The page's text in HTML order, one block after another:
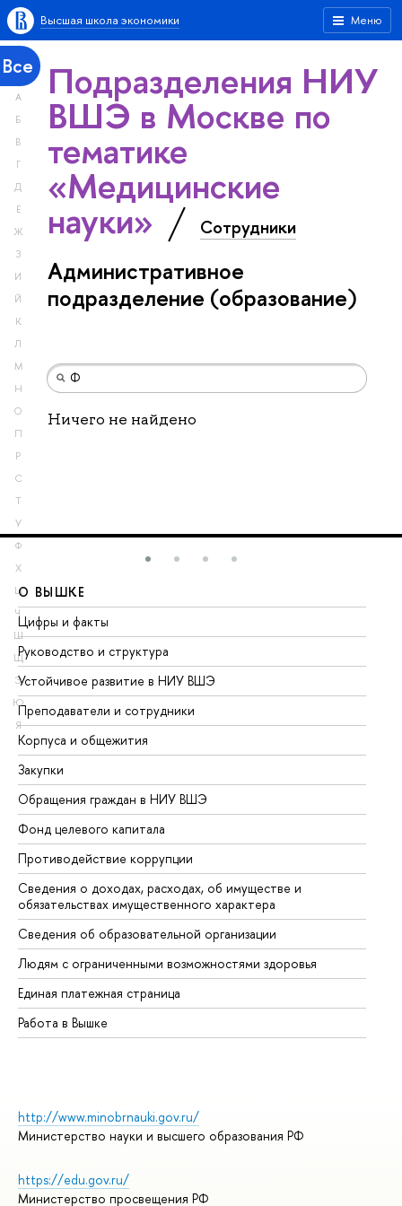
Меню
Высшая школа экономики
Все
А
Б
В
Г
Д
Е
Ж
З
И
Й
К
Л
М
Н
О
П
Р
С
Т
У
Ф
Х
Ц
Ч
Ш
Щ
Э
Ю
Я
Подразделения НИУ
ВШЭ в Москве по
тематике
«Медицинские
науки» Сотрудники
Административное
подразделение (образование)
Ничего не найдено
О ВЫШКЕ
Цифры и факты
Руководство и структура
Устойчивое развитие в НИУ ВШЭ
Преподаватели и сотрудники
Корпуса и общежития
Закупки
Обращения граждан в НИУ ВШЭ
Фонд целевого капитала
Противодействие коррупции
Сведения о доходах, расходах, об имуществе и
обязательствах имущественного характера
Сведения об образовательной организации
Людям с ограниченными возможностями здоровья
Единая платежная страница
Работа в Вышке
http://www.minobrnauki.gov.ru/
Министерство науки и высшего образования РФ
https://edu.gov.ru/
Министерство просвещения РФ